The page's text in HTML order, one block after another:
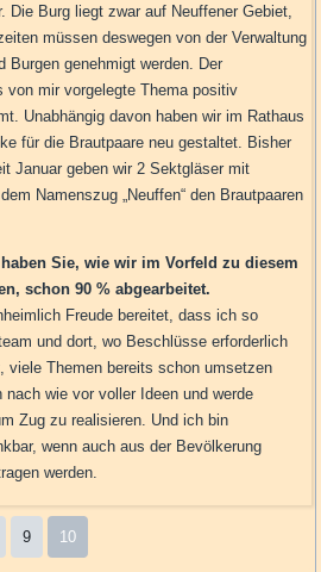
Die Burg liegt zwar auf Neuffener Gebiet,
müssen deswegen von der Verwaltung
Burgen genehmigt werden. Der
von mir vorgelegte Thema positiv
Unabhängig davon haben wir im Rathaus
für die Brautpaare neu gestaltet. Bisher
Januar geben wir 2 Sektgläser mit
Namenszug „Neuffen“ den Brautpaaren
Sie, wie wir im Vorfeld zu diesem
schon 90 % abgearbeitet.
Freude bereitet, dass ich so
und dort, wo Beschlüsse erforderlich
viele Themen bereits schon umsetzen
wie vor voller Ideen und werde
Zug zu realisieren. Und ich bin
wenn auch aus der Bevölkerung
werden.
9 10